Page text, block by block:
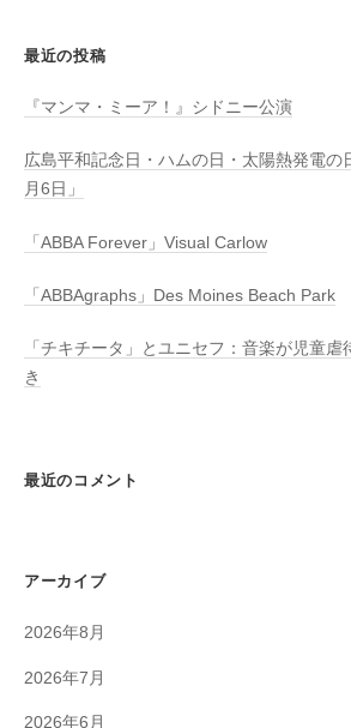
最近の投稿
『マンマ・ミーア！』シドニー公演
広島平和記念日・ハムの日・太陽熱発電の
月6日」
「ABBA Forever」Visual Carlow
「ABBAgraphs」Des Moines Beach Park
「チキチータ」とユニセフ：音楽が児童虐
き
最近のコメント
アーカイブ
2026年8月
2026年7月
2026年6月